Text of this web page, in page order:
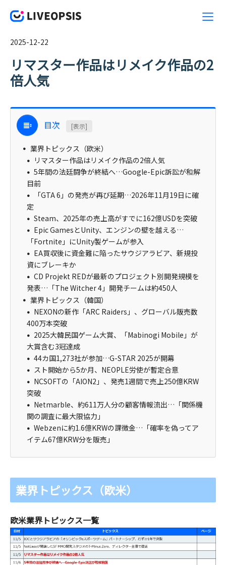
2025-12-22
リマスター作品はリメイク作品の2
倍人気
目次 [表示]
業界トピックス（欧米）
リマスター作品はリメイク作品の2倍人気
5年間の法廷闘争が終結へ…Google-Epic訴訟が和解
目前
「GTA 6」の発売が再び延期…2026年11月19日に確
定
Steam、2025年の売上高がすでに162億USDを突破
Epic GamesとUnity、エンジンの壁を越える…
「Fortnite」にUnity製ゲームが参入
EA買収後に資金難に陥ったサウジアラビア、新規投
資にブレーキか
CD Projekt REDが最新のプロジェクト別開発規模を
発表…「The Witcher 4」開発チームは約450人
業界トピックス（韓国）
NEXONの新作「ARC Raiders」、グローバル販売数
400万本突破
2025大韓民国ゲーム大賞、「Mabinogi Mobile」が
大賞含む3冠達成
44カ国1,273社が参加…G-STAR 2025が開幕
スト開始から5か月、NEOPLE労使が暫定合意
NCSOFTの「AION2」、発売1週間で売上250億KRW
突破
Netmarble、約611万人分の顧客情報流出…「関係機
関の調査に最大限協力」
Webzenに約1.6億KRWの課徴金…「確率を偽ってア
イテム67億KRW分を販売」
業界トピックス（欧米）
欧米業界トピックス一覧